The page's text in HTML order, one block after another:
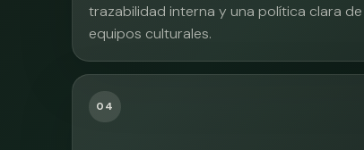
trazabilidad interna y una política clara
equipos culturales.
04